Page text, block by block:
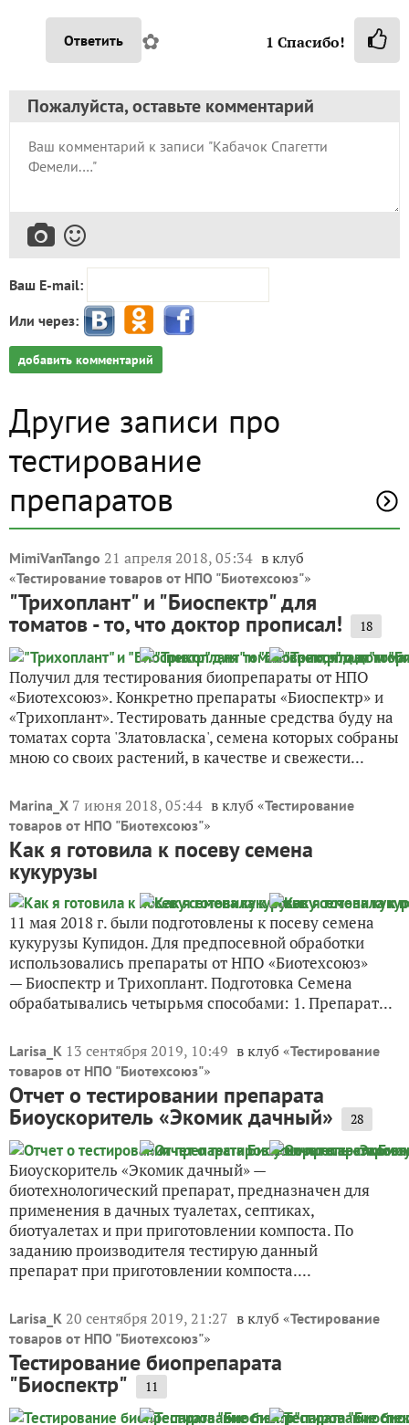
Ответить ✿ 1 Спасибо!
Пожалуйста, оставьте комментарий
Ваш E-mail:
Или через:
добавить комментарий
Другие записи про
тестирование
препаратов
MimiVanTango 21 апреля 2018, 05:34 в клуб
«Тестирование товаров от НПО "Биотехсоюз"»
"Трихоплант" и "Биоспектр" для
томатов - то, что доктор прописал! 18
Получил для тестирования биопрепараты от НПО
«Биотехсоюз». Конкретно препараты «Биоспектр» и
«Трихоплант». Тестировать данные средства буду на
томатах сорта 'Златовласка', семена которых собраны
мною со своих растений, в качестве и свежести...
Marina_X 7 июня 2018, 05:44 в клуб «Тестирование
товаров от НПО "Биотехсоюз"»
Как я готовила к посеву семена
кукурузы
11 мая 2018 г. были подготовлены к посеву семена
кукурузы Купидон. Для предпосевной обработки
использовались препараты от НПО «Биотехсоюз»
— Биоспектр и Трихоплант. Подготовка Семена
обрабатывались четырьмя способами: 1. Препарат...
Larisa_K 13 сентября 2019, 10:49 в клуб «Тестирование
товаров от НПО "Биотехсоюз"»
Отчет о тестировании препарата
Биоускоритель «Экомик дачный» 28
Биоускоритель «Экомик дачный» —
биотехнологический препарат, предназначен для
применения в дачных туалетах, септиках,
биотуалетах и при приготовлении компоста. По
заданию производителя тестирую данный
препарат при приготовлении компоста....
Larisa_K 20 сентября 2019, 21:27 в клуб «Тестирование
товаров от НПО "Биотехсоюз"»
Тестирование биопрепарата
"Биоспектр" 11